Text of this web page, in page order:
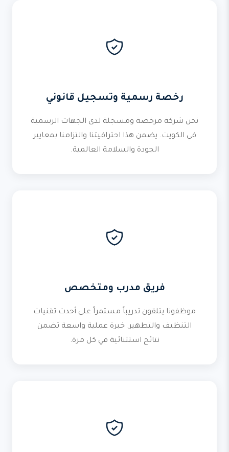
رخصة رسمية وتسجيل قانوني
نحن شركة مرخصة ومسجلة لدى الجهات الرسمية
في الكويت. يضمن هذا احترافيتنا والتزامنا بمعايير
الجودة والسلامة العالمية.
فريق مدرب ومتخصص
موظفونا يتلقون تدريباً مستمراً على أحدث تقنيات
التنظيف والتطهير. خبرة عملية واسعة تضمن
نتائج استثنائية في كل مرة.